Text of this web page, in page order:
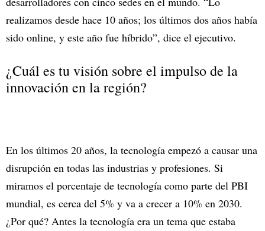
realizamos desde hace 10 años; los últimos dos años había
sido online, y este año fue híbrido”, dice el ejecutivo.
¿Cuál es tu visión sobre el impulso de la
innovación en la región?
En los últimos 20 años, la tecnología empezó a causar una
disrupción en todas las industrias y profesiones. Si
miramos el porcentaje de tecnología como parte del PBI
mundial, es cerca del 5% y va a crecer a 10% en 2030.
¿Por qué? Antes la tecnología era un tema que estaba